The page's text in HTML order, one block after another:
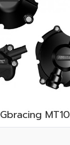
Gbracing MT10